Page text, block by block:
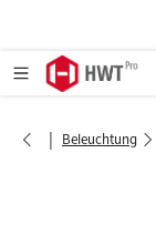
| Beleuchtung